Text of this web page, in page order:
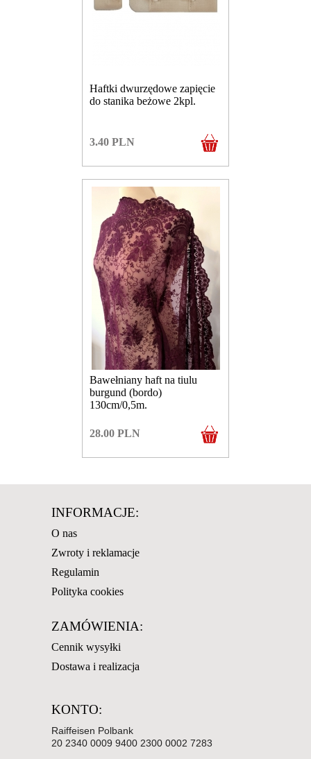
Haftki dwurzędowe zapięcie
do stanika beżowe 2kpl.
3.40 PLN
Bawełniany haft na tiulu
burgund (bordo)
130cm/0,5m.
28.00 PLN
INFORMACJE:
O nas
Zwroty i reklamacje
Regulamin
Polityka cookies
ZAMÓWIENIA:
Cennik wysyłki
Dostawa i realizacja
KONTO:
Raiffeisen Polbank
20 2340 0009 9400 2300 0002 7283